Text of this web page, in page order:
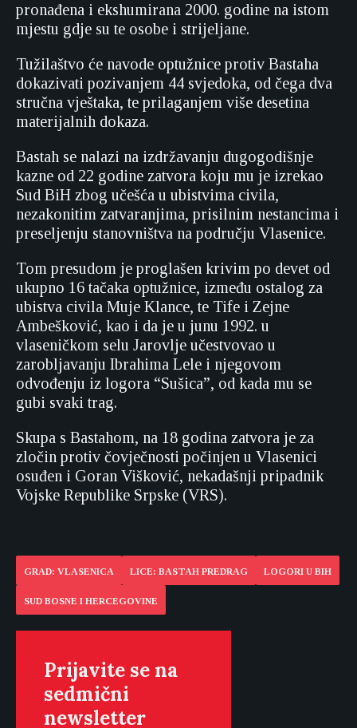
pronađena i ekshumirana 2000. godine na istom
mjestu gdje su te osobe i strijeljane.
Tužilaštvo će navode optužnice protiv Bastaha
dokazivati pozivanjem 44 svjedoka, od čega dva
stručna vještaka, te prilaganjem više desetina
materijalnih dokaza.
Bastah se nalazi na izdržavanju dugogodišnje
kazne od 22 godine zatvora koju mu je izrekao
Sud BiH zbog učešća u ubistvima civila,
nezakonitim zatvaranjima, prisilnim nestancima i
preseljenju stanovništva na području Vlasenice.
Tom presudom je proglašen krivim po devet od
ukupno 16 tačaka optužnice, između ostalog za
ubistva civila Muje Klance, te Tife i Zejne
Ambešković, kao i da je u junu 1992. u
vlaseničkom selu Jarovlje učestvovao u
zarobljavanju Ibrahima Lele i njegovom
odvođenju iz logora “Sušica”, od kada mu se
gubi svaki trag.
Skupa s Bastahom, na 18 godina zatvora je za
zločin protiv čovječnosti počinjen u Vlasenici
osuđen i Goran Višković, nekadašnji pripadnik
Vojske Republike Srpske (VRS).
GRAD: VLASENICA LICE: BASTAH PREDRAG LOGORI U BIH
SUD BOSNE I HERCEGOVINE
Prijavite se na
sedmični
newsletter